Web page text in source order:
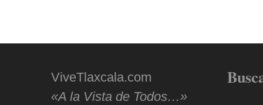
ViveTlaxcala.com
«A la Vista de Todos…»